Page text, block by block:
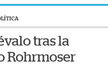
tras la
Rohrmoser